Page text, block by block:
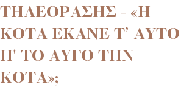
ΤΗΛΕΟΡΑΣΗΣ - «Η
ΚΟΤΑ ΕΚΑΝΕ Τ’ ΑΥΤΟ
Η' ΤΟ ΑΥΓΟ ΤΗΝ
ΚΟΤΑ»;